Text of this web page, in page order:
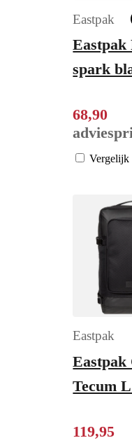
Eastpak
Eastpak
spark
68,90
Vergelijk
Eastpak
Tecum
119,95